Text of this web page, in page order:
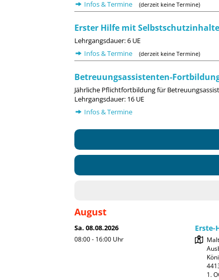
Infos & Termine
(derzeit keine Termine)
Erster Hilfe mit
Lehrgangsdauer: 6 UE
Infos & Termine
(derzeit keine Termine)
Betreuungsassistenten-
Jährliche Pflichtfortbildung für
Lehrgangsdauer: 16 UE
Infos & Termine
August
Sa. 08.08.2026
08:00 - 16:00 Uhr
Erste-
1.